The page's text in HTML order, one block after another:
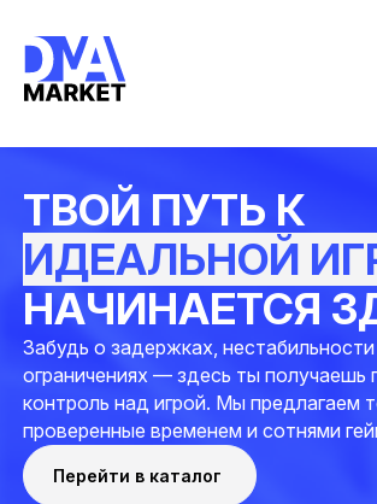
ТВОЙ ПУТЬ К
ИДЕАЛЬНОЙ
НАЧИНАЕТСЯ
Забудь о задержках, нестабильности
ограничениях — здесь ты получаешь
контроль над игрой. Мы предлагаем
проверенные временем и сотнями
Перейти в каталог